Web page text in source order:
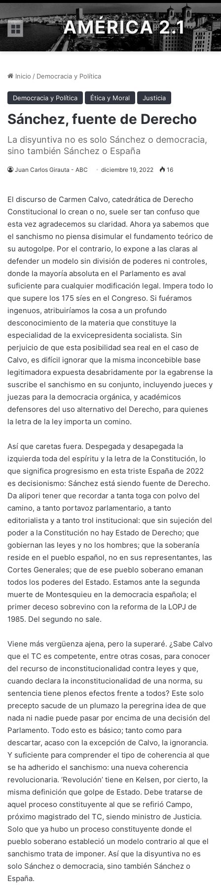
Menú AMÉRICA 2.1
Inicio / Democracia y Política
Democracia y Política Ética y Moral Justicia
Sánchez, fuente de Derecho
La disyuntiva no es solo Sánchez o democracia,
sino también Sánchez o España
Juan Carlos Girauta - ABC diciembre 19, 2022 16
El discurso de Carmen Calvo, catedrática de Derecho
Constitucional lo crean o no, suele ser tan confuso que
esta vez agradecemos su claridad. Ahora ya sabemos que
el sanchismo no piensa disimular el fundamento teórico de
su autogolpe. Por el contrario, lo expone a las claras al
defender un modelo sin división de poderes ni controles,
donde la mayoría absoluta en el Parlamento es aval
suficiente para cualquier modificación legal. Impera todo lo
que supere los 175 síes en el Congreso. Si fuéramos
ingenuos, atribuiríamos la cosa a un profundo
desconocimiento de la materia que constituye la
especialidad de la exvicepresidenta socialista. Sin
perjuicio de que esta posibilidad sea real en el caso de
Calvo, es difícil ignorar que la misma inconcebible base
legitimadora expuesta desabridamente por la egabrense la
suscribe el sanchismo en su conjunto, incluyendo jueces y
juezas para la democracia orgánica, y académicos
defensores del uso alternativo del Derecho, para quienes
la letra de la ley importa un comino.
Así que caretas fuera. Despegada y desapegada la
izquierda toda del espíritu y la letra de la Constitución, lo
que significa progresismo en esta triste España de 2022
es decisionismo: Sánchez está siendo fuente de Derecho.
Da alipori tener que recordar a tanta toga con polvo del
camino, a tanto portavoz parlamentario, a tanto
editorialista y a tanto trol institucional: que sin sujeción del
poder a la Constitución no hay Estado de Derecho; que
gobiernan las leyes y no los hombres; que la soberanía
reside en el pueblo español, no en sus representantes, las
Cortes Generales; que de ese pueblo soberano emanan
todos los poderes del Estado. Estamos ante la segunda
muerte de Montesquieu en la democracia española; el
primer deceso sobrevino con la reforma de la LOPJ de
1985. Del segundo no sale.
Viene más vergüenza ajena, pero la superaré. ¿Sabe Calvo
que el TC es competente, entre otras cosas, para conocer
del recurso de inconstitucionalidad contra leyes y que,
cuando declara la inconstitucionalidad de una norma, su
sentencia tiene plenos efectos frente a todos? Este solo
precepto sacude de un plumazo la peregrina idea de que
nada ni nadie puede pasar por encima de una decisión del
Parlamento. Todo esto es básico; tanto como para
descartar, acaso con la excepción de Calvo, la ignorancia.
Y suficiente para comprender el tipo de coherencia al que
se ha adherido el sanchismo: una nueva coherencia
revolucionaria. ‘Revolución’ tiene en Kelsen, por cierto, la
misma definición que golpe de Estado. Debe tratarse de
aquel proceso constituyente al que se refirió Campo,
próximo magistrado del TC, siendo ministro de Justicia.
Solo que ya hubo un proceso constituyente donde el
pueblo soberano estableció un modelo contrario al que el
sanchismo trata de imponer. Así que la disyuntiva no es
solo Sánchez o democracia, sino también Sánchez o
España.